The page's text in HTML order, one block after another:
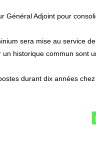
sera mise au service
historique commun sont
durant dix années